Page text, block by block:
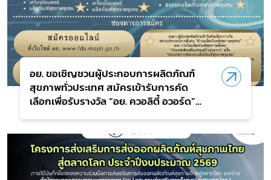
อย. ขอเชิญชวนผู้ประกอบการผลิตภัณฑ์
สุขภาพทั่วประเทศ สมัครเข้ารับการคัด
เลือกเพื่อรับรางวัล “อย. ควอลิตี้ อวอร์ด”
Subscribe
เลือกหัวข้อที่ท่านต้องการ Subscribe
สมุนไพรใหม่
โควิด